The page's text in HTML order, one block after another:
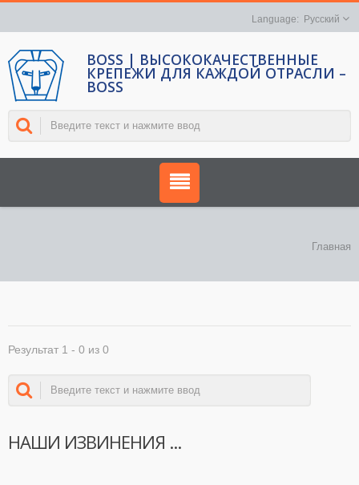
Русский
BOSS | ВЫСОКОКАЧЕСТВЕННЫЕ
КРЕПЕЖИ ДЛЯ КАЖДОЙ ОТРАСЛИ –
BOSS
Главная
Результат 1 - 0 из 0
НАШИ ИЗВИНЕНИЯ ...